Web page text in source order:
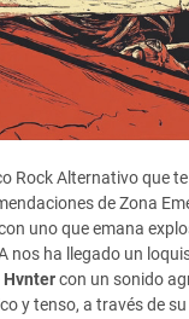
Rock Alternativo que
de Zona
uno que emana
nos ha llegado un
Hvntercon un sonido
y tenso, a través de